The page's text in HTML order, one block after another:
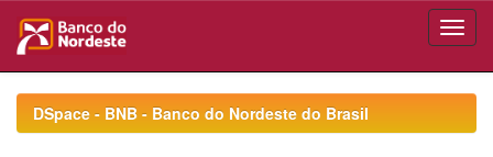
navigationDSpace - BNB - Banco do Nordeste do Brasil